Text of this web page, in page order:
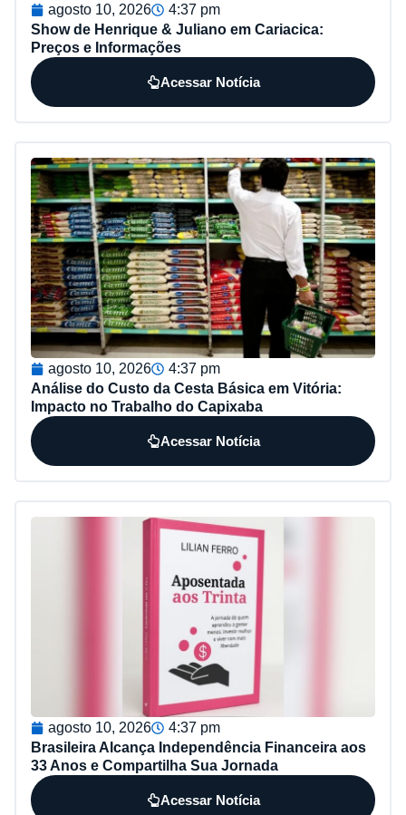
agosto 10, 2026
4:37 pm
Show de Henrique & Juliano em Cariacica:
Preços e Informações
Acessar Notícia
agosto 10, 2026
4:37 pm
Análise do Custo da Cesta Básica em Vitória:
Impacto no Trabalho do Capixaba
Acessar Notícia
agosto 10, 2026
4:37 pm
Brasileira Alcança Independência Financeira aos
33 Anos e Compartilha Sua Jornada
Acessar Notícia